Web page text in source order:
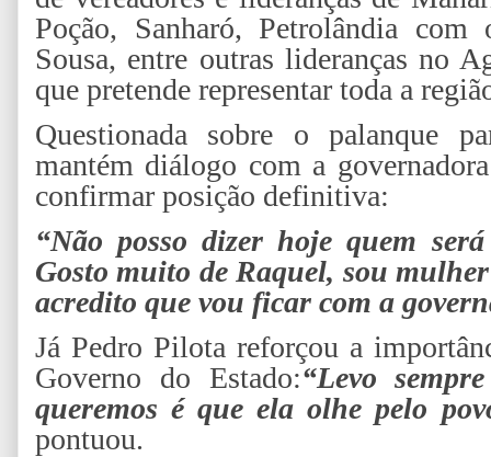
Poção, Sanharó, Petrolândia
Sousa, entre outras lideranças no
que pretende representar toda a
Questionada sobre o palanque
mantém diálogo com a
confirmar posição definitiva:
“Não posso dizer hoje quem
Gosto muito de Raquel, sou
acredito que vou ficar com a
Já Pedro Pilota reforçou a
Governo do Estado:“Levo
queremos é que ela olhe pelo
pontuou.